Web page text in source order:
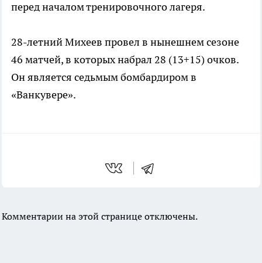
перед началом тренировочного лагеря.
28-летний Михеев провел в нынешнем сезоне
46 матчей, в которых набрал 28 (13+15) очков.
Он является седьмым бомбардиром в
«Ванкувере».
Комментарии на этой странице отключены.